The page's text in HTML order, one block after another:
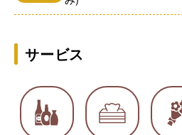
サービス